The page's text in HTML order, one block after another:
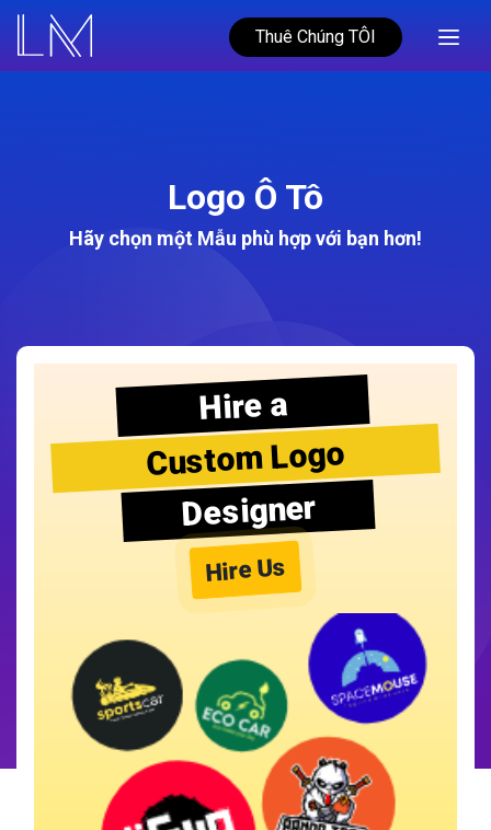
Thuê Chúng TÔI
Logo Ô Tô
Hãy chọn một Mẫu phù hợp với bạn hơn!
Hire a
Custom Logo
Designer
Hire Us